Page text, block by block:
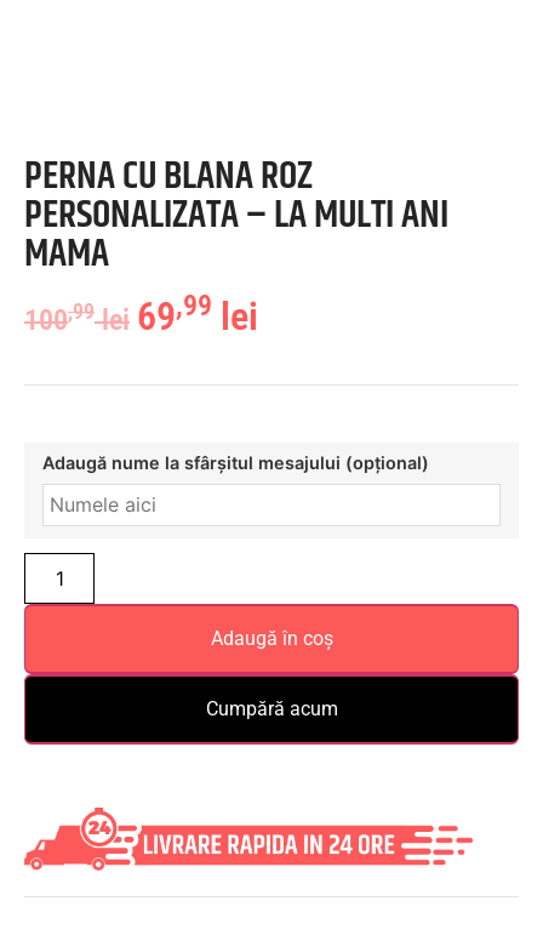
PERNA CU BLANA ROZ
PERSONALIZATA – LA MULTI ANI
MAMA
100,99 lei 69,99 lei
Adaugă nume la sfârșitul mesajului (opțional)
Adaugă în coș
Cumpără acum